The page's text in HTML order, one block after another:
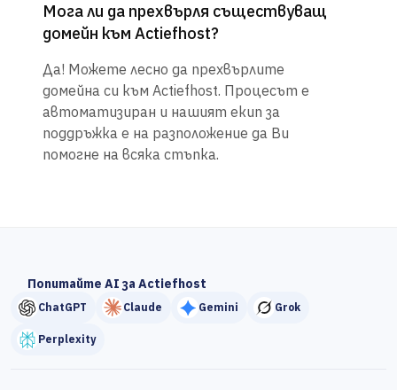
Мога ли да прехвърля съществуващ
домейн към Actiefhost?
Да! Можете лесно да прехвърлите
домейна си към Actiefhost. Процесът е
автоматизиран и нашият екип за
поддръжка е на разположение да Ви
помогне на всяка стъпка.
Попитайте AI за Actiefhost
ChatGPT Claude Gemini Grok
Perplexity